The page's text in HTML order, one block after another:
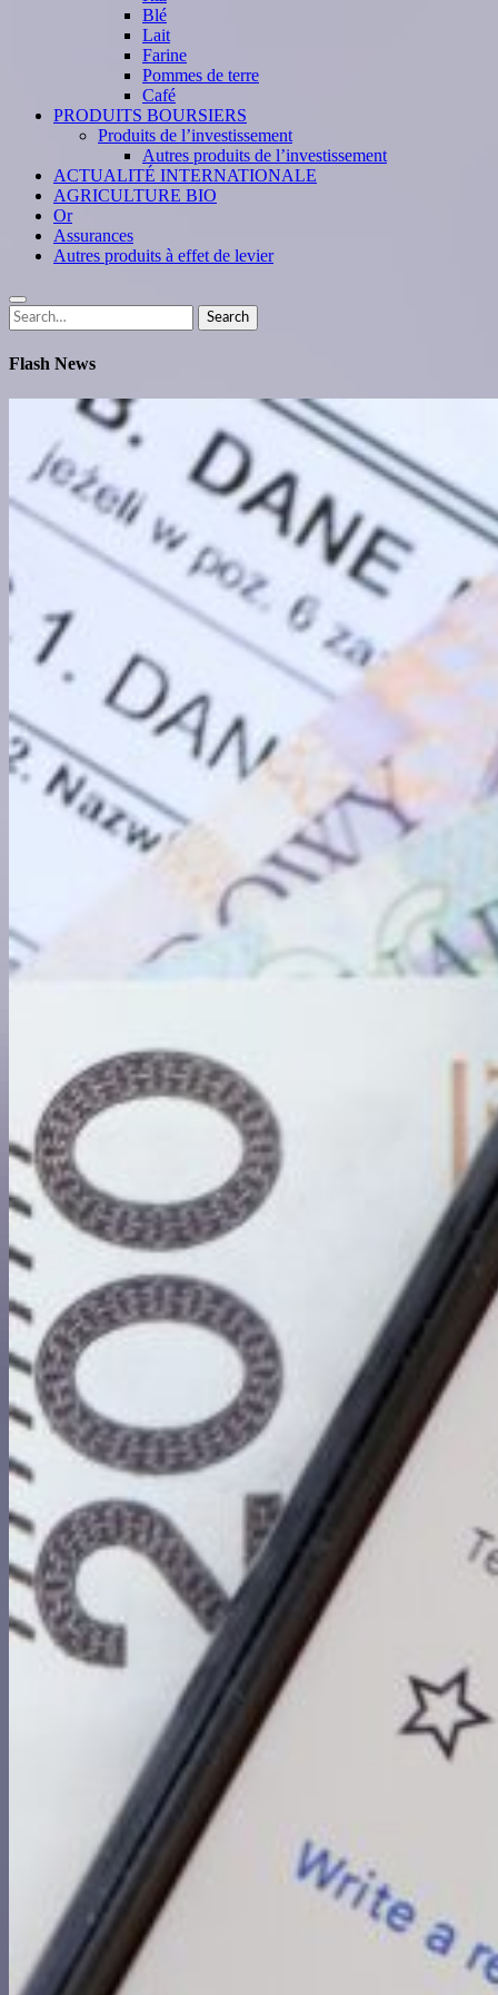
Blé
Lait
Farine
Pommes de terre
Café
PRODUITS BOURSIERS
Produits de l’investissement
Autres produits de l’investissement
ACTUALITÉ INTERNATIONALE
AGRICULTURE BIO
Or
Assurances
Autres produits à effet de levier
Search
for:
Search
Flash News